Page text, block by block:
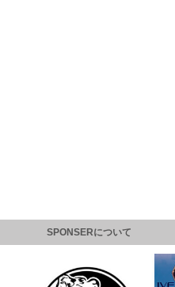
SPONSERについて